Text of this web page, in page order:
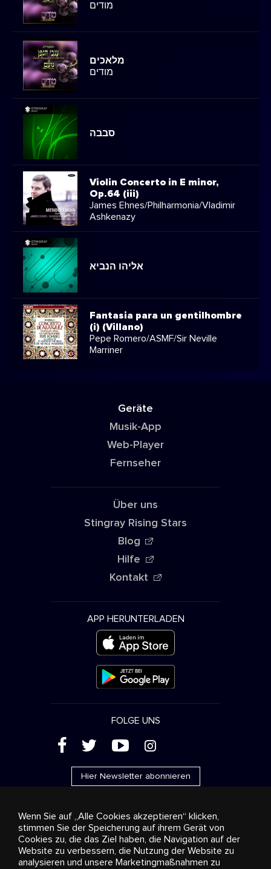
מודים
מלאכים
מודים
סבבה
Violin Concerto in E minor,
Op.64 (iii)
James Ehnes/Philharmonia/Vladimir
Ashkenazy
אליהו הנביא
Fantasia para un gentilhombre
(i) (Villano)
Pepe Romero/ASMF/Sir Neville
Marriner
Geräte
Musik-App
Web-Player
Fernseher
Über uns
Stingray Rising Stars
Blog
Hilfe
Kontakt
APP HERUNTERLADEN
FOLGE UNS
( ' + &
Hier Newsletter abonnieren
Werbung Streaming und Vertrieb
Konsumgüter
Geschäftslösungen
Radio Über uns
Cookies
settings
Wenn Sie auf „Alle Cookies akzeptieren“ klicken,
stimmen Sie der Speicherung auf ihrem Gerät von
Cookies zu, die das Ziel haben, die Navigation auf der
Website zu verbessern, die Nutzung der Website zu
analysieren und unsere Marketingmaßnahmen zu